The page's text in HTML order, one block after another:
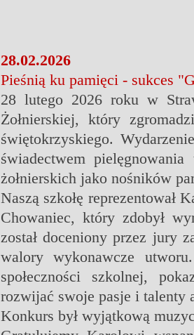
28.02.2026
Pieśnią ku pamięci - sukces
28 lutego 2026 roku w
Żołnierskiej, który
świętokrzyskiego.
świadectwem
żołnierskich jako nośników
Naszą szkołę reprezentował
Chowaniec, który zdobył
został doceniony przez jury
walory wykonawcze
społeczności szkolnej,
rozwijać swoje pasje i talenty
Konkurs był wyjątkową